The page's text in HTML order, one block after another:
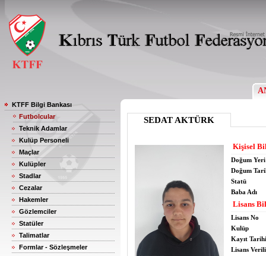
KTFF Bilgi Bankası
Futbolcular
Teknik Adamlar
Kulüp Personeli
Maçlar
Kulüpler
Stadlar
Cezalar
Hakemler
Gözlemciler
Statüler
Talimatlar
Formlar - Sözleşmeler
SEDAT AKTÜRK
Kişisel
Doğum Yeri
Doğum
Statü
Baba Adı
Lisans
Lisans No
Kulüp
Kayıt Tarihi
Lisans